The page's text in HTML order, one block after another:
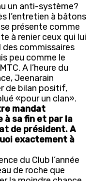
un anti-système?
l’entretien à bâtons
présente comme
à renier ceux qui lui
commissaires
peu comme le
A l’heure du
Jeenarain
de bilan positif,
«pour un clan».
mandat
à sa fin et par la
de président. A
exactement à
du Club l’année
de roche que